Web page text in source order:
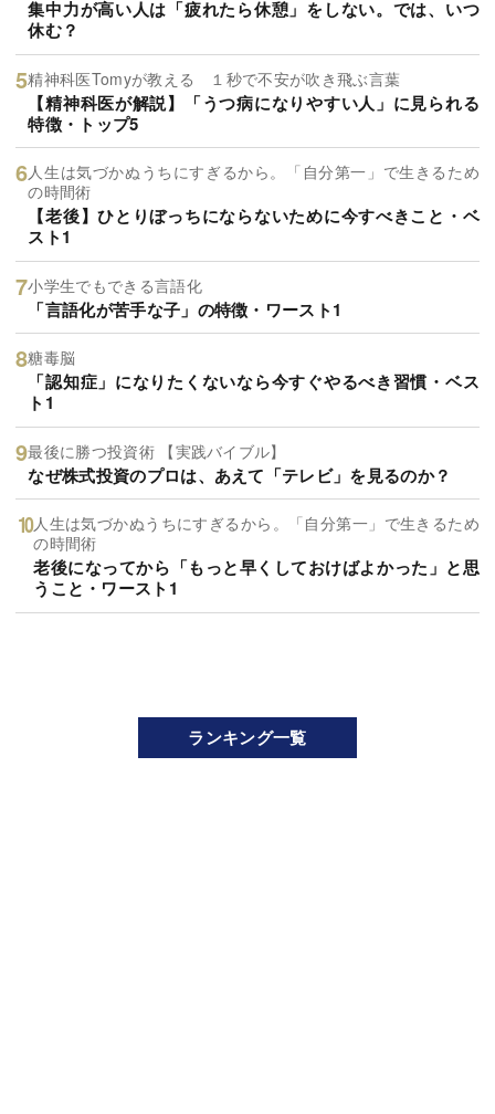
集中力が高い人は「疲れたら休憩」をしない。では、いつ
休む？
精神科医Tomyが教える １秒で不安が吹き飛ぶ言葉
【精神科医が解説】「うつ病になりやすい人」に見られる
特徴・トップ5
人生は気づかぬうちにすぎるから。「自分第一」で生きるため
の時間術
【老後】ひとりぼっちにならないために今すべきこと・ベ
スト1
小学生でもできる言語化
「言語化が苦手な子」の特徴・ワースト1
糖毒脳
「認知症」になりたくないなら今すぐやるべき習慣・ベス
ト1
最後に勝つ投資術 【実践バイブル】
なぜ株式投資のプロは、あえて「テレビ」を見るのか？
人生は気づかぬうちにすぎるから。「自分第一」で生きるため
の時間術
老後になってから「もっと早くしておけばよかった」と思
うこと・ワースト1
ランキング一覧